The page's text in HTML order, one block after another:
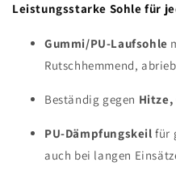
Leistungsstarke Sohle für
Gummi/PU-Laufsohle
Rutschhemmend,
Beständig gegen Hitze,
PU-Dämpfungskeil für
auch bei langen